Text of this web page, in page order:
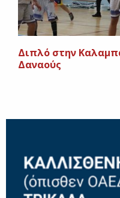
Διπλό στην
Δαναούς